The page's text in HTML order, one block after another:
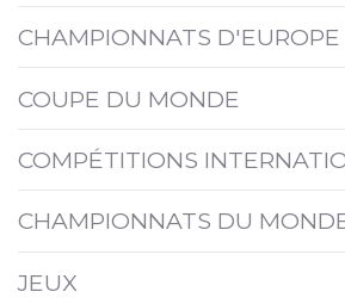
CHAMPIONNATS D'EUROPE
COUPE DU MONDE
COMPÉTITIONS
CHAMPIONNATS DU
JEUX